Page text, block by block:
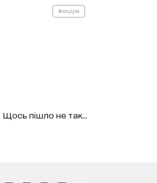
#соціум
Щось пішло не так...